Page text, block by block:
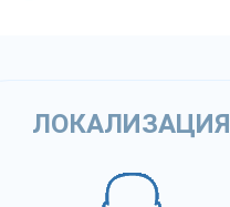
ЛОКАЛИЗАЦИЯ